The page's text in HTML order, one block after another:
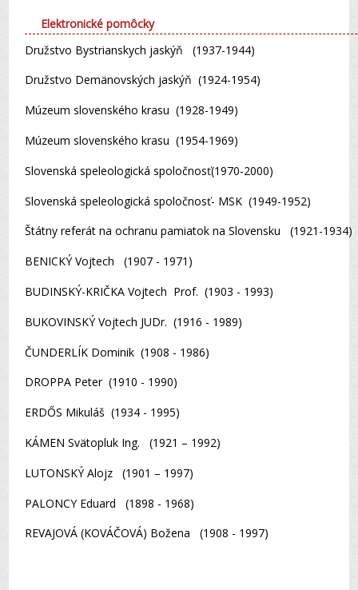
Elektronické pomôcky
Družstvo Bystrianskych jaskýň (1937-1944)
Družstvo Demänovských jaskýň (1924-1954)
Múzeum slovenského krasu (1928-1949)
Múzeum slovenského krasu (1954-1969)
Slovenská speleologická spoločnosť(1970-2000)
Slovenská speleologická spoločnosť- MSK (1949-1952)
Štátny referát na ochranu pamiatok na Slovensku (1921-1934)
BENICKÝ Vojtech (1907 - 1971)
BUDINSKÝ-KRIČKA Vojtech Prof. (1903 - 1993)
BUKOVINSKÝ Vojtech JUDr. (1916 - 1989)
ČUNDERLÍK Dominik (1908 - 1986)
DROPPA Peter (1910 - 1990)
ERDŐS Mikuláš (1934 - 1995)
KÁMEN Svätopluk Ing. (1921 – 1992)
LUTONSKÝ Alojz (1901 – 1997)
PALONCY Eduard (1898 - 1968)
REVAJOVÁ (KOVÁČOVÁ) Božena (1908 - 1997)